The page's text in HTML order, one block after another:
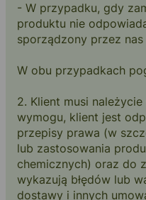
- W przypadku, gdy
produktu nie
sporządzony przez
W obu przypadkach
2. Klient musi
wymogu, klient jest
przepisy prawa (w
lub zastosowania
chemicznych) oraz do
wykazują błędów lub
dostawy i innych